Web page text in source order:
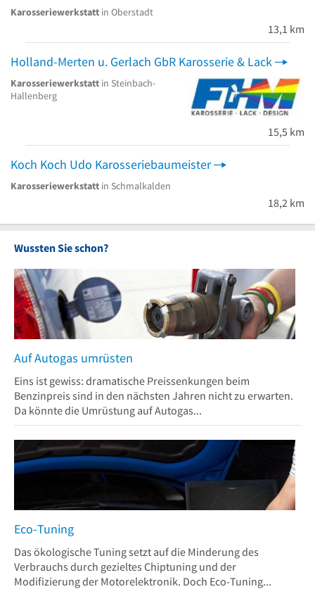
Karosseriewerkstatt in Oberstadt
13,1 km
Holland-Merten u. Gerlach GbR Karosserie & Lack
Karosseriewerkstatt in Steinbach-
Hallenberg
15,5 km
Koch Koch Udo Karosseriebaumeister
Karosseriewerkstatt in Schmalkalden
18,2 km
Wussten Sie schon?
Auf Autogas umrüsten
Eins ist gewiss: dramatische Preissenkungen beim
Benzinpreis sind in den nächsten Jahren nicht zu erwarten.
Da könnte die Umrüstung auf Autogas...
Eco-Tuning
Das ökologische Tuning setzt auf die Minderung des
Verbrauchs durch gezieltes Chiptuning und der
Modifizierung der Motorelektronik. Doch Eco-Tuning...